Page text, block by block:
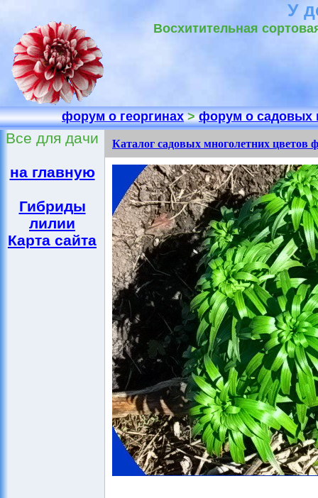
У
Восхитительная
форум о георгинах>форум о садовых
Все для дачи
на главную
Гибриды
лилии
Карта сайта
Каталог садовых многолетних цветов